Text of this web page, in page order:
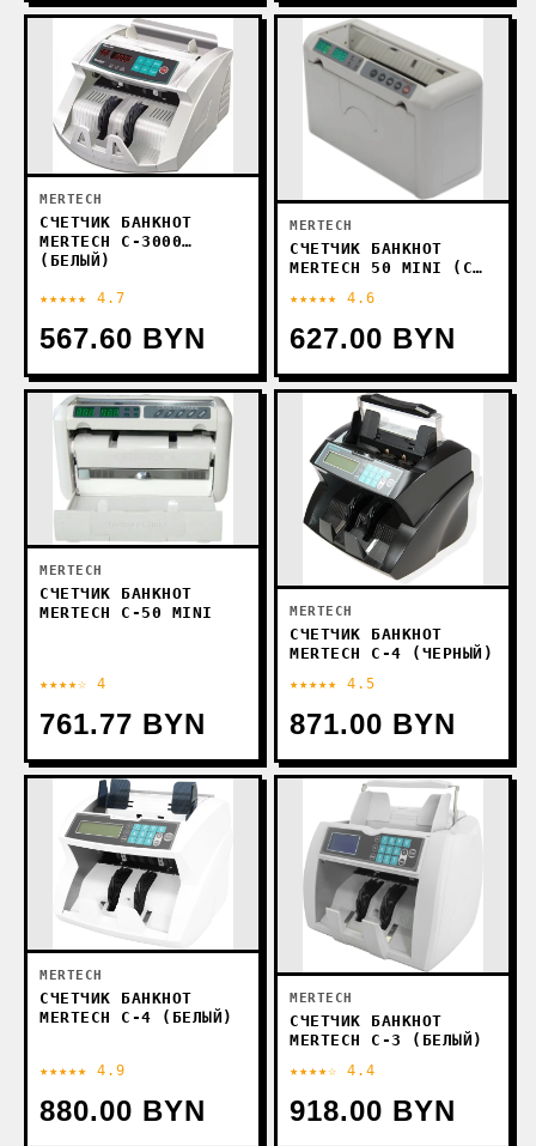
MERTECH
СЧЕТЧИК БАНКНОТ
MERTECH C-3000
(БЕЛЫЙ)
★★★★★ 4.7
567.60 BYN
MERTECH
СЧЕТЧИК БАНКНОТ
MERTECH 50 MINI (С
★★★★★ 4.6
627.00 BYN
MERTECH
СЧЕТЧИК БАНКНОТ
MERTECH C-50 MINI
★★★★☆ 4
761.77 BYN
MERTECH
СЧЕТЧИК БАНКНОТ
MERTECH C-4 (ЧЕРНЫЙ)
★★★★★ 4.5
871.00 BYN
MERTECH
СЧЕТЧИК БАНКНОТ
MERTECH C-4 (БЕЛЫЙ)
★★★★★ 4.9
880.00 BYN
MERTECH
СЧЕТЧИК БАНКНОТ
MERTECH C-3 (БЕЛЫЙ)
★★★★☆ 4.4
918.00 BYN